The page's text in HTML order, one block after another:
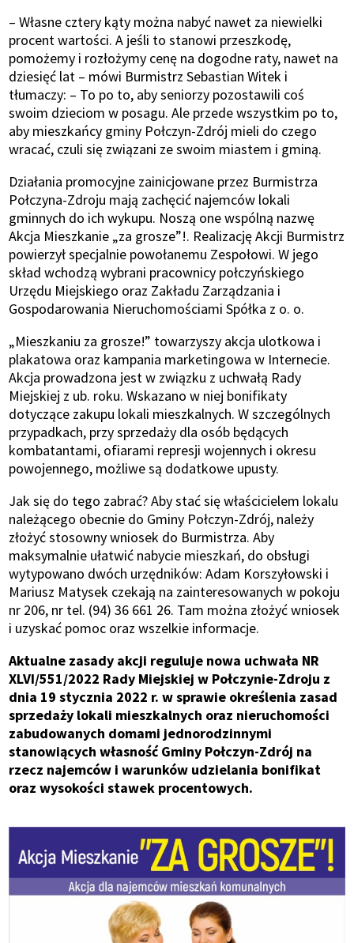
– Własne cztery kąty można nabyć nawet za niewielki
procent wartości. A jeśli to stanowi przeszkodę,
pomożemy i rozłożymy cenę na dogodne raty, nawet na
dziesięć lat – mówi Burmistrz Sebastian Witek i
tłumaczy: – To po to, aby seniorzy pozostawili coś
swoim dzieciom w posagu. Ale przede wszystkim po to,
aby mieszkańcy gminy Połczyn-Zdrój mieli do czego
wracać, czuli się związani ze swoim miastem i gminą.
Działania promocyjne zainicjowane przez Burmistrza
Połczyna-Zdroju mają zachęcić najemców lokali
gminnych do ich wykupu. Noszą one wspólną nazwę
Akcja Mieszkanie „za grosze”!. Realizację Akcji Burmistrz
powierzył specjalnie powołanemu Zespołowi. W jego
skład wchodzą wybrani pracownicy połczyńskiego
Urzędu Miejskiego oraz Zakładu Zarządzania i
Gospodarowania Nieruchomościami Spółka z o. o.
„Mieszkaniu za grosze!” towarzyszy akcja ulotkowa i
plakatowa oraz kampania marketingowa w Internecie.
Akcja prowadzona jest w związku z uchwałą Rady
Miejskiej z ub. roku. Wskazano w niej bonifikaty
dotyczące zakupu lokali mieszkalnych. W szczególnych
przypadkach, przy sprzedaży dla osób będących
kombatantami, ofiarami represji wojennych i okresu
powojennego, możliwe są dodatkowe upusty.
Jak się do tego zabrać? Aby stać się właścicielem lokalu
należącego obecnie do Gminy Połczyn-Zdrój, należy
złożyć stosowny wniosek do Burmistrza. Aby
maksymalnie ułatwić nabycie mieszkań, do obsługi
wytypowano dwóch urzędników: Adam Korszyłowski i
Mariusz Matysek czekają na zainteresowanych w pokoju
nr 206, nr tel. (94) 36 661 26. Tam można złożyć wniosek
i uzyskać pomoc oraz wszelkie informacje.
Aktualne zasady akcji reguluje nowa uchwała NR
XLVI/551/2022 Rady Miejskiej w Połczynie-Zdroju z
dnia 19 stycznia 2022 r. w sprawie określenia zasad
sprzedaży lokali mieszkalnych oraz nieruchomości
zabudowanych domami jednorodzinnymi
stanowiących własność Gminy Połczyn-Zdrój na
rzecz najemców i warunków udzielania bonifikat
oraz wysokości stawek procentowych.